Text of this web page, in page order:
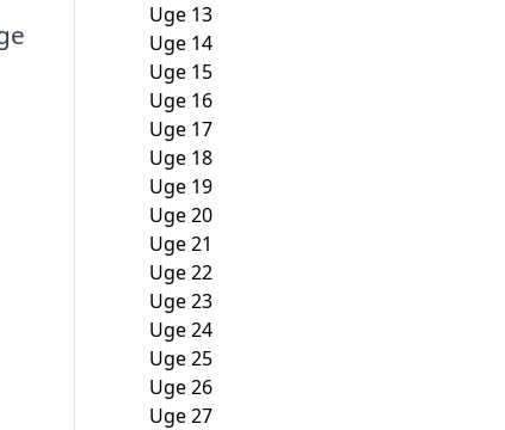
Uge 13
Uge 14
Uge 15
Uge 16
Uge 17
Uge 18
Uge 19
Uge 20
Uge 21
Uge 22
Uge 23
Uge 24
Uge 25
Uge 26
Uge 27